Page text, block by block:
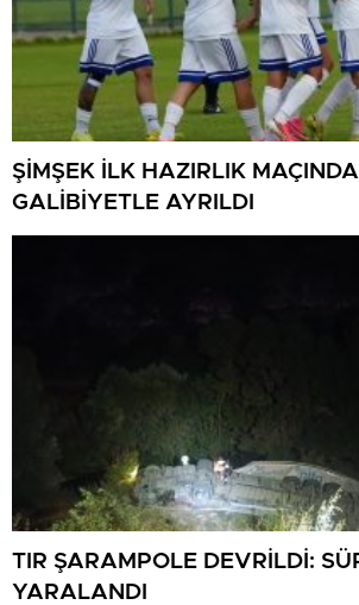
ŞİMŞEK İLK HAZIRLIK
GALİBİYETLE AYRILDI
TIR ŞARAMPOLE DEVRİLDİ:
YARALANDI